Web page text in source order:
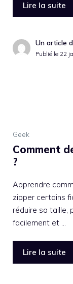
Lire la suite
Un article
Publié le 22
Geek
Comment
?
Apprendre
zipper certains
réduire sa taille,
facilement et …
Lire la suite